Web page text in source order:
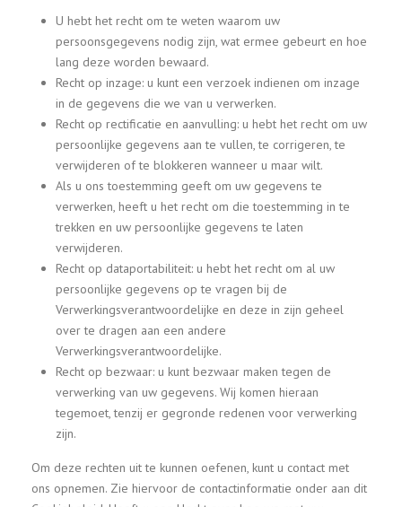
U hebt het recht om te weten waarom uw
persoonsgegevens nodig zijn, wat ermee gebeurt en hoe
lang deze worden bewaard.
Recht op inzage: u kunt een verzoek indienen om inzage
in de gegevens die we van u verwerken.
Recht op rectificatie en aanvulling: u hebt het recht om uw
persoonlijke gegevens aan te vullen, te corrigeren, te
verwijderen of te blokkeren wanneer u maar wilt.
Als u ons toestemming geeft om uw gegevens te
verwerken, heeft u het recht om die toestemming in te
trekken en uw persoonlijke gegevens te laten
verwijderen.
Recht op dataportabiliteit: u hebt het recht om al uw
persoonlijke gegevens op te vragen bij de
Verwerkingsverantwoordelijke en deze in zijn geheel
over te dragen aan een andere
Verwerkingsverantwoordelijke.
Recht op bezwaar: u kunt bezwaar maken tegen de
verwerking van uw gegevens. Wij komen hieraan
tegemoet, tenzij er gegronde redenen voor verwerking
zijn.
Om deze rechten uit te kunnen oefenen, kunt u contact met
ons opnemen. Zie hiervoor de contactinformatie onder aan dit